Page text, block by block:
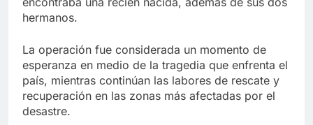
hermanos.
La operación fue considerada un momento de
esperanza en medio de la tragedia que enfrenta el
país, mientras continúan las labores de rescate y
recuperación en las zonas más afectadas por el
desastre.